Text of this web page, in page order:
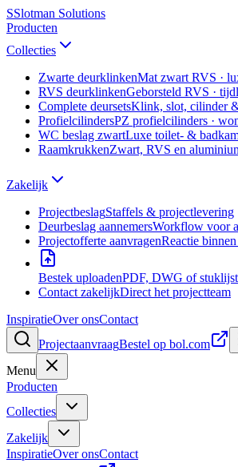
SSlotman Solutions
Producten
Collecties
Zwarte deurklinkenMat zwart RVS ·
RVS deurklinkenGeborsteld RVS ·
Complete deursetsKlink, slot, cilinder
ProfielcilindersPZ profielcilinders ·
WC beslag zwartLuxe toilet- &
RaamkrukkenZwart, RVS en
Zakelijk
ProjectbeslagStaffels & projectlevering
Deurbeslag aannemersWorkflow voor
Projectofferte aanvragenReactie
Bestek uploadenPDF, DWG of stuklijst
Contact zakelijkDirect het projectteam
InspiratieOver onsContact
ProjectaanvraagBestel op bol.com
Menu
Producten
Collecties
Zakelijk
InspiratieOver onsContact